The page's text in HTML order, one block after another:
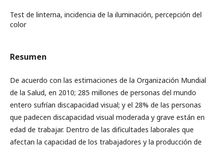
Test de linterna, incidencia de la iluminación, percepción del
color
Resumen
De acuerdo con las estimaciones de la Organización Mundial
de la Salud, en 2010; 285 millones de personas del mundo
entero sufrían discapacidad visual; y el 28% de las personas
que padecen discapacidad visual moderada y grave están en
edad de trabajar. Dentro de las dificultades laborales que
afectan la capacidad de los trabajadores y la producción de